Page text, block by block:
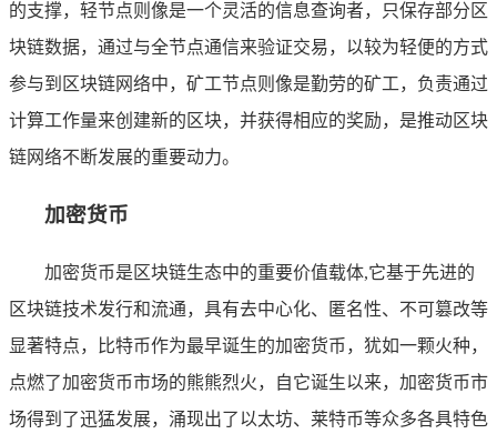
的支撑，轻节点则像是一个灵活的信息查询者，只保存部分区
块链数据，通过与全节点通信来验证交易，以较为轻便的方式
参与到区块链网络中，矿工节点则像是勤劳的矿工，负责通过
计算工作量来创建新的区块，并获得相应的奖励，是推动区块
链网络不断发展的重要动力。
加密货币
加密货币是区块链生态中的重要价值载体,它基于先进的
区块链技术发行和流通，具有去中心化、匿名性、不可篡改等
显著特点，比特币作为最早诞生的加密货币，犹如一颗火种，
点燃了加密货币市场的熊熊烈火，自它诞生以来，加密货币市
场得到了迅猛发展，涌现出了以太坊、莱特币等众多各具特色